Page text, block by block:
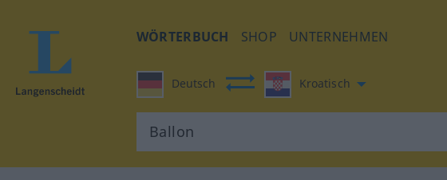
WÖRTERBUCH SHOP UNTERNEHMEN
Deutsch Kroatisch